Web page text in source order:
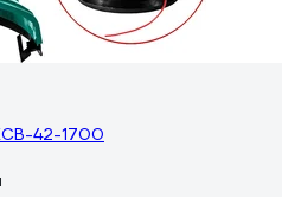
42-1700